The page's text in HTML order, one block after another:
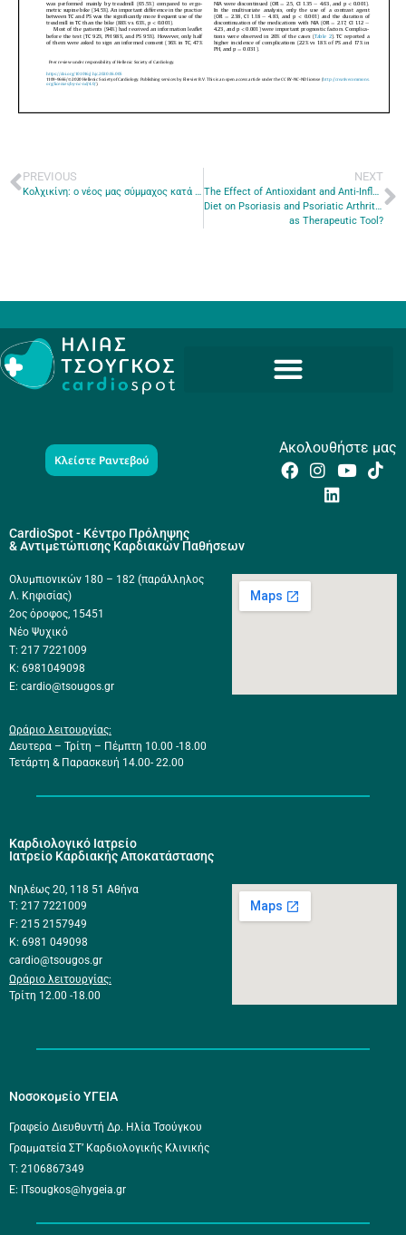
PREVIOUS
Κολχικίνη: ο νέος μας σύμμαχος κατά της νόσου του κορονοϊού
NEXT
The Effect of Antioxidant and Anti-Inflammatory Capacity of
Diet on Psoriasis and Psoriatic Arthritis Phenotype: Nutrition
as Therapeutic Tool?
Κλείστε Ραντεβού
Ακολουθήστε μας
CardioSpot - Κέντρο Πρόληψης
& Αντιμετώπισης Καρδιακών Παθήσεων
Ολυμπιονικών 180 – 182 (παράλληλος
Λ. Κηφισίας)
2ος όροφος, 15451
Νέο Ψυχικό
Τ: 217 7221009
Κ: 6981049098
E: cardio@tsougos.gr
Ωράριο λειτουργίας:
Δευτερα – Τρίτη – Πέμπτη 10.00 -18.00
Τετάρτη & Παρασκευή 14.00- 22.00
Καρδιολογικό Ιατρείο
Ιατρείο Καρδιακής Αποκατάστασης
Νηλέως 20, 118 51 Αθήνα
Τ: 217 7221009
F: 215 2157949
K: 6981 049098
cardio@tsougos.gr
Ωράριο λειτουργίας:
Τρίτη 12.00 -18.00
Νοσοκομείο ΥΓΕΙΑ
Γραφείο Διευθυντή Δρ. Ηλία Τσούγκου
Γραμματεία ΣΤ’ Καρδιολογικής Κλινικής
Τ: 2106867349
E: ITsougkos@hygeia.gr